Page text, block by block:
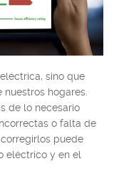
sino que
hogares.
de lo necesario
o falta de
puede
eléctrico y en el